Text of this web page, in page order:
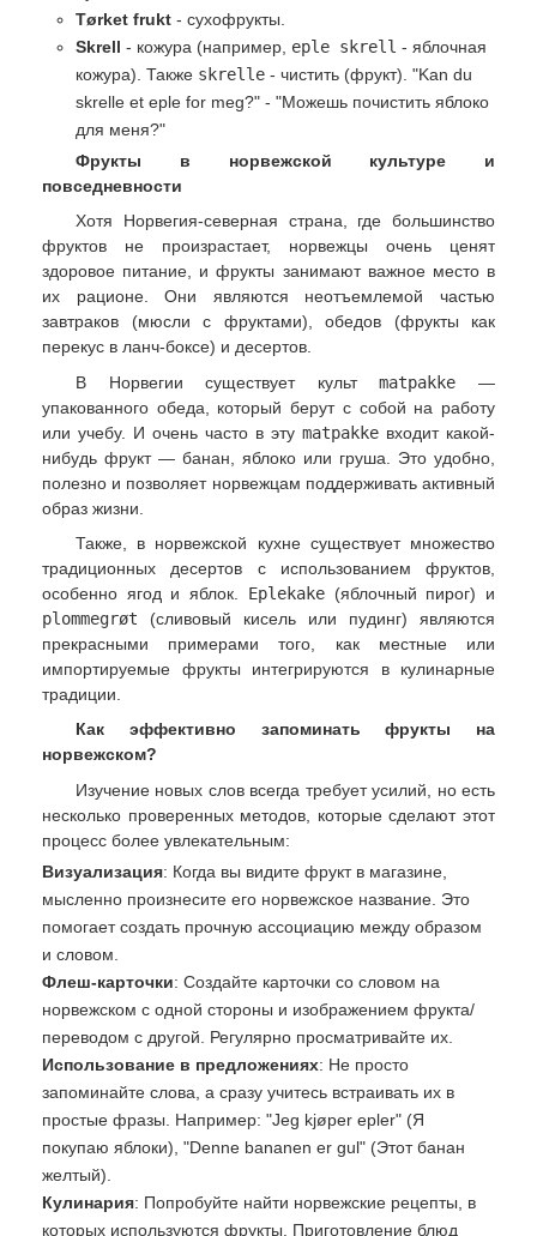
Tørket frukt - сухофрукты.
Skrell - кожура (например, eple skrell - яблочная
кожура). Также skrelle - чистить (фрукт). "Kan du
skrelle et eple for meg?" - "Можешь почистить яблоко
для меня?"
Фрукты в норвежской культуре и
повседневности
Хотя Норвегия-северная страна, где большинство
фруктов не произрастает, норвежцы очень ценят
здоровое питание, и фрукты занимают важное место в
их рационе. Они являются неотъемлемой частью
завтраков (мюсли с фруктами), обедов (фрукты как
перекус в ланч-боксе) и десертов.
В Норвегии существует культmatpakke —
упакованного обеда, который берут с собой на работу
или учебу. И очень часто в эту matpakke входит какой-
нибудь фрукт — банан, яблоко или груша. Это удобно,
полезно и позволяет норвежцам поддерживать активный
образ жизни.
Также, в норвежской кухне существует множество
традиционных десертов с использованием фруктов,
особенно ягод и яблок. Eplekake(яблочный пирог) и
plommegrøt (сливовый кисель или пудинг) являются
прекрасными примерами того, как местные или
импортируемые фрукты интегрируются в кулинарные
традиции.
Как эффективно запоминать фрукты на
норвежском?
Изучение новых слов всегда требует усилий, но есть
несколько проверенных методов, которые сделают этот
процесс более увлекательным:
Визуализация: Когда вы видите фрукт в магазине,
мысленно произнесите его норвежское название. Это
помогает создать прочную ассоциацию между образом
и словом.
Флеш-карточки: Создайте карточки со словом на
норвежском с одной стороны и изображением фрукта/
переводом с другой. Регулярно просматривайте их.
Использование в предложениях: Не просто
запоминайте слова, а сразу учитесь встраивать их в
простые фразы. Например: "Jeg kjøper epler" (Я
покупаю яблоки), "Denne bananen er gul" (Этот банан
желтый).
Кулинария: Попробуйте найти норвежские рецепты, в
которых используются фрукты. Приготовление блюд